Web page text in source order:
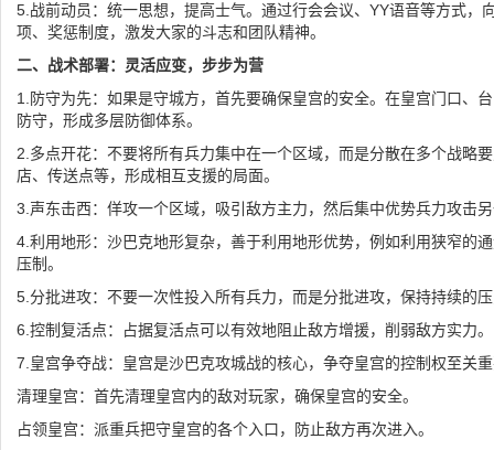
5.战前动员：统一思想，提高士气。通过行会会议、YY语音等方式，
项、奖惩制度，激发大家的斗志和团队精神。
二、战术部署：灵活应变，步步为营
1.防守为先：如果是守城方，首先要确保皇宫的安全。在皇宫门口、
防守，形成多层防御体系。
2.多点开花：不要将所有兵力集中在一个区域，而是分散在多个战略
店、传送点等，形成相互支援的局面。
3.声东击西：佯攻一个区域，吸引敌方主力，然后集中优势兵力攻击
4.利用地形：沙巴克地形复杂，善于利用地形优势，例如利用狭窄的
压制。
5.分批进攻：不要一次性投入所有兵力，而是分批进攻，保持持续的
6.控制复活点：占据复活点可以有效地阻止敌方增援，削弱敌方实力。
7.皇宫争夺战：皇宫是沙巴克攻城战的核心，争夺皇宫的控制权至关
清理皇宫：首先清理皇宫内的敌对玩家，确保皇宫的安全。
占领皇宫：派重兵把守皇宫的各个入口，防止敌方再次进入。